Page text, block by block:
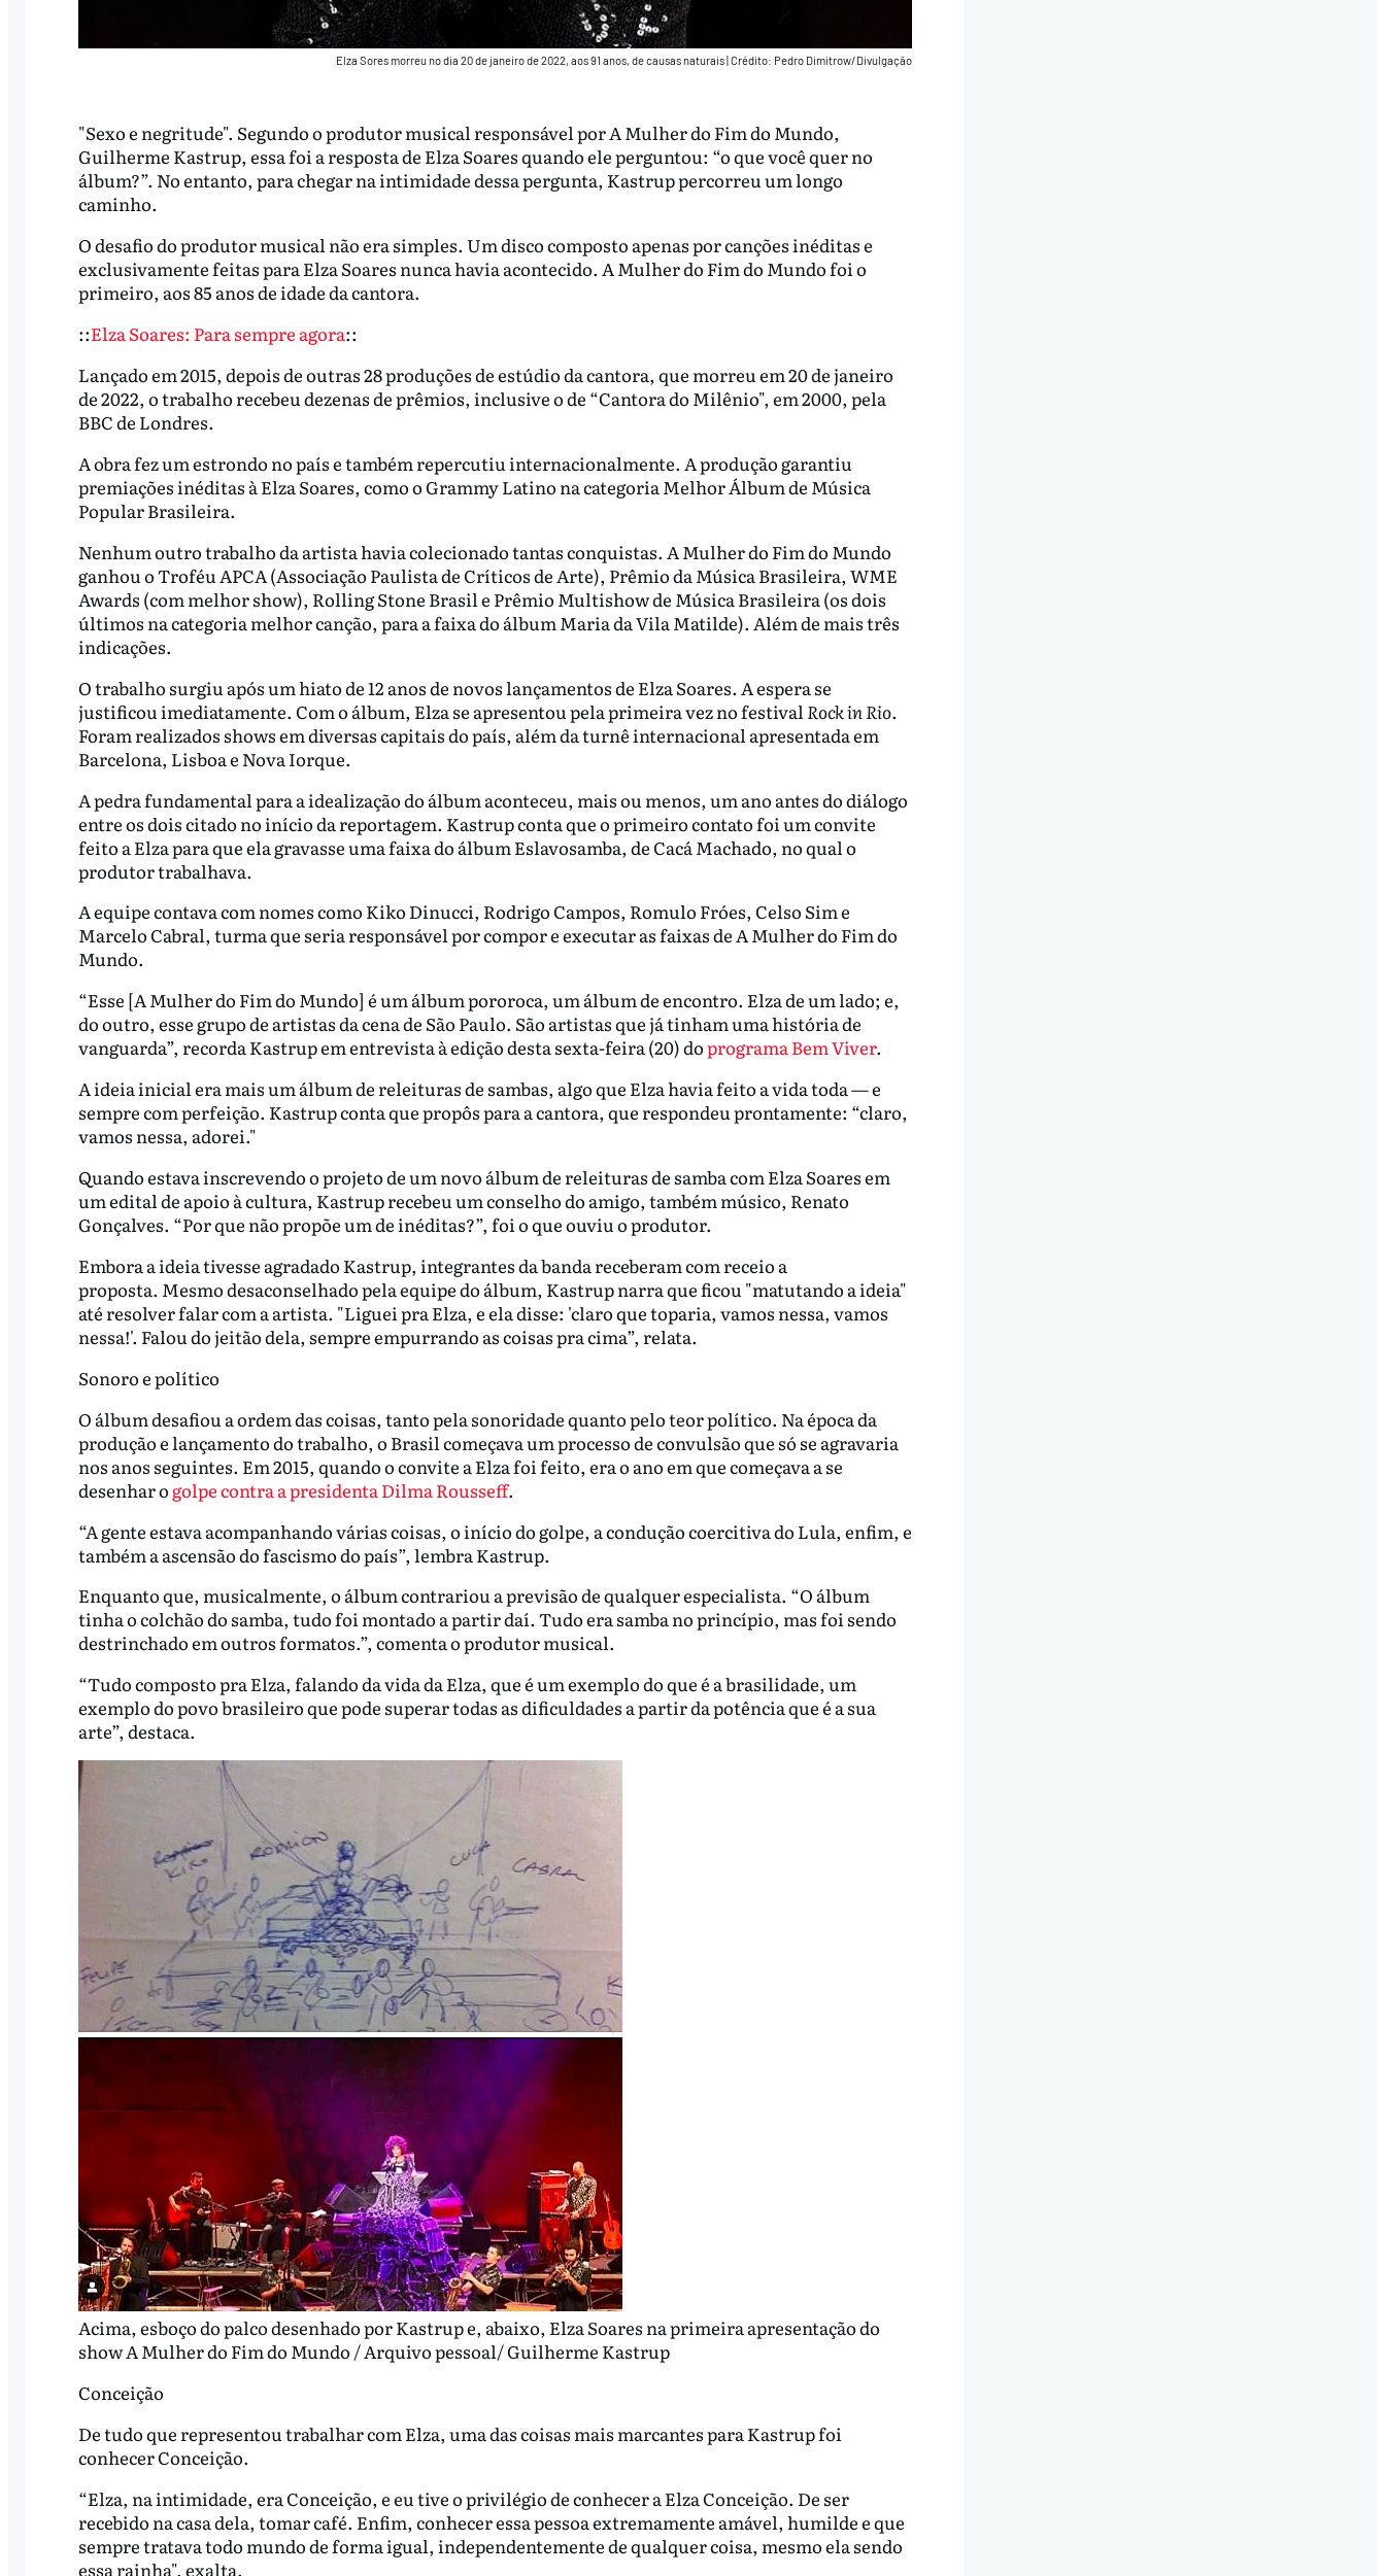
Elza Sores morreu no dia 20 de janeiro de 2022, aos 91 anos, de causas naturais|Crédito: Pedro Dimitrow/Divulgação
"Sexo e negritude". Segundo o produtor musical responsável por A Mulher do Fim do Mundo,
Guilherme Kastrup, essa foi a resposta de Elza Soares quando ele perguntou: “o que você quer no
álbum?”. No entanto, para chegar na intimidade dessa pergunta, Kastrup percorreu um longo
caminho.
O desafio do produtor musical não era simples. Um disco composto apenas por canções inéditas e
exclusivamente feitas para Elza Soares nunca havia acontecido. A Mulher do Fim do Mundo foi o
primeiro, aos 85 anos de idade da cantora.
::Elza Soares: Para sempre agora::
Lançado em 2015, depois de outras 28 produções de estúdio da cantora, que morreu em 20 de janeiro
de 2022, o trabalho recebeu dezenas de prêmios, inclusive o de “Cantora do Milênio", em 2000, pela
BBC de Londres.
A obra fez um estrondo no país e também repercutiu internacionalmente. A produção garantiu
premiações inéditas à Elza Soares, como o Grammy Latino na categoria Melhor Álbum de Música
Popular Brasileira.
Nenhum outro trabalho da artista havia colecionado tantas conquistas. A Mulher do Fim do Mundo
ganhou o Troféu APCA (Associação Paulista de Críticos de Arte), Prêmio da Música Brasileira, WME
Awards (com melhor show), Rolling Stone Brasil e Prêmio Multishow de Música Brasileira (os dois
últimos na categoria melhor canção, para a faixa do álbum Maria da Vila Matilde). Além de mais três
indicações.
O trabalho surgiu após um hiato de 12 anos de novos lançamentos de Elza Soares. A espera se
justificou imediatamente. Com o álbum, Elza se apresentou pela primeira vez no festival Rock in Rio.
Foram realizados shows em diversas capitais do país, além da turnê internacional apresentada em
Barcelona, Lisboa e Nova Iorque.
A pedra fundamental para a idealização do álbum aconteceu, mais ou menos, um ano antes do diálogo
entre os dois citado no início da reportagem. Kastrup conta que o primeiro contato foi um convite
feito a Elza para que ela gravasse uma faixa do álbum Eslavosamba, de Cacá Machado, no qual o
produtor trabalhava.
A equipe contava com nomes como Kiko Dinucci, Rodrigo Campos, Romulo Fróes, Celso Sim e
Marcelo Cabral, turma que seria responsável por compor e executar as faixas de A Mulher do Fim do
Mundo.
“Esse [A Mulher do Fim do Mundo] é um álbum pororoca, um álbum de encontro. Elza de um lado; e,
do outro, esse grupo de artistas da cena de São Paulo. São artistas que já tinham uma história de
vanguarda”, recorda Kastrup em entrevista à edição desta sexta-feira (20) doprograma Bem Viver.
A ideia inicial era mais um álbum de releituras de sambas, algo que Elza havia feito a vida toda — e
sempre com perfeição. Kastrup conta que propôs para a cantora, que respondeu prontamente: “claro,
vamos nessa, adorei."
Quando estava inscrevendo o projeto de um novo álbum de releituras de samba com Elza Soares em
um edital de apoio à cultura, Kastrup recebeu um conselho do amigo, também músico, Renato
Gonçalves. “Por que não propõe um de inéditas?”, foi o que ouviu o produtor.
Embora a ideia tivesse agradado Kastrup, integrantes da banda receberam com receio a
proposta. Mesmo desaconselhado pela equipe do álbum, Kastrup narra que ficou "matutando a ideia"
até resolver falar com a artista. "Liguei pra Elza, e ela disse: 'claro que toparia, vamos nessa, vamos
nessa!'. Falou do jeitão dela, sempre empurrando as coisas pra cima”, relata.
Sonoro e político
O álbum desafiou a ordem das coisas, tanto pela sonoridade quanto pelo teor político. Na época da
produção e lançamento do trabalho, o Brasil começava um processo de convulsão que só se agravaria
nos anos seguintes. Em 2015, quando o convite a Elza foi feito, era o ano em que começava a se
desenhar ogolpe contra a presidenta Dilma Rousseff.
“A gente estava acompanhando várias coisas, o início do golpe, a condução coercitiva do Lula, enfim, e
também a ascensão do fascismo do país”, lembra Kastrup.
Enquanto que, musicalmente, o álbum contrariou a previsão de qualquer especialista. “O álbum
tinha o colchão do samba, tudo foi montado a partir daí. Tudo era samba no princípio, mas foi sendo
destrinchado em outros formatos.”, comenta o produtor musical.
“Tudo composto pra Elza, falando da vida da Elza, que é um exemplo do que é a brasilidade, um
exemplo do povo brasileiro que pode superar todas as dificuldades a partir da potência que é a sua
arte”, destaca.
Acima, esboço do palco desenhado por Kastrup e, abaixo, Elza Soares na primeira apresentação do
show A Mulher do Fim do Mundo / Arquivo pessoal/ Guilherme Kastrup
Conceição
De tudo que representou trabalhar com Elza, uma das coisas mais marcantes para Kastrup foi
conhecer Conceição.
“Elza, na intimidade, era Conceição, e eu tive o privilégio de conhecer a Elza Conceição. De ser
recebido na casa dela, tomar café. Enfim, conhecer essa pessoa extremamente amável, humilde e que
sempre tratava todo mundo de forma igual, independentemente de qualquer coisa, mesmo ela sendo
essa rainha", exalta.